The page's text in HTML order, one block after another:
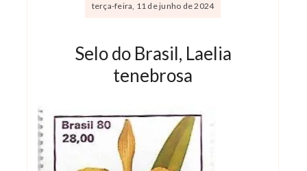
terça-feira, 11 de junho de 2024
Selo do Brasil, Laelia
tenebrosa